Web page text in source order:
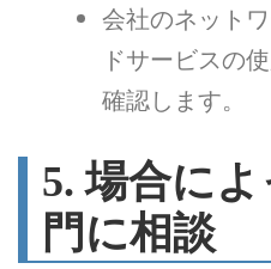
会社のネット
ドサービスの
確認します。
5. 場合に
門に相談